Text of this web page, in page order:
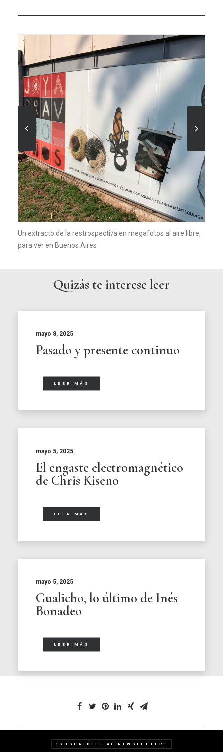
Un extracto de la restrospectiva en megafotos al aire libre,
para ver en Buenos Aires
Quizás te interese leer
mayo 8, 2025
Pasado y presente continuo
LEER MÁS
mayo 5, 2025
El engaste electromagnético
de Chris Kiseno
LEER MÁS
mayo 5, 2025
Gualicho, lo último de Inés
Bonadeo
LEER MÁS
¡SUSCRIBITE AL NEWSLETTER!